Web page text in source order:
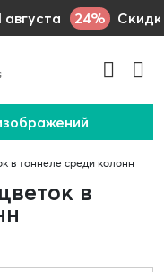
24%
в тоннеле среди колонн
в